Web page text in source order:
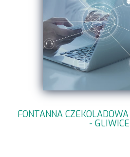
FONTANNA
- GLIWICE